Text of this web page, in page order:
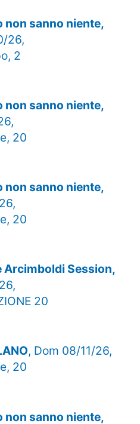
non sanno niente,
26,
2
non sanno niente,
20
non sanno niente,
20
Arcimboldi Session,
20
, Dom 08/11/26,
20
non sanno niente,